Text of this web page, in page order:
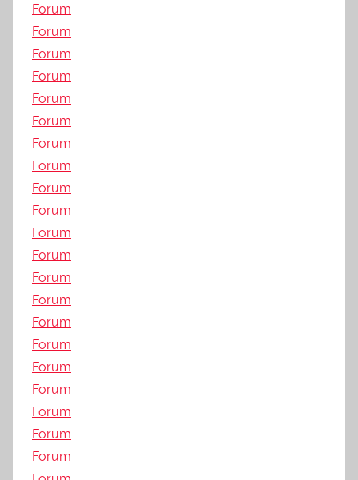
Forum
Forum
Forum
Forum
Forum
Forum
Forum
Forum
Forum
Forum
Forum
Forum
Forum
Forum
Forum
Forum
Forum
Forum
Forum
Forum
Forum